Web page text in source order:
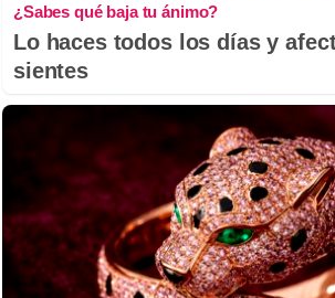
¿Sabes qué baja tu ánimo?
Lo haces todos los días y
sientes